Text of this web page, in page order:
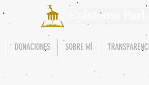
DONACIONES SOBRE MÍ